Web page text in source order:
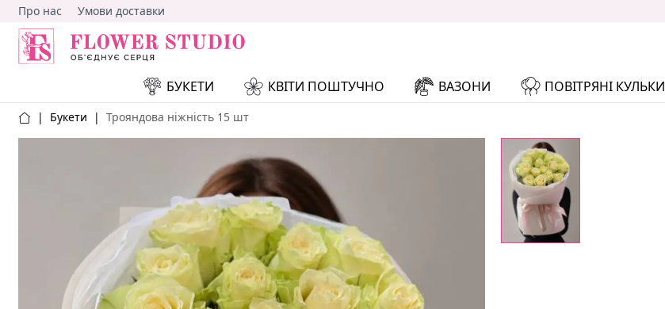
Про нас Умови доставки
БУКЕТИ КВІТИ ПОШТУЧНО ВАЗОНИ ПОВІТРЯНІ КУЛЬКИ
| Букети | Трояндова ніжність 15 шт